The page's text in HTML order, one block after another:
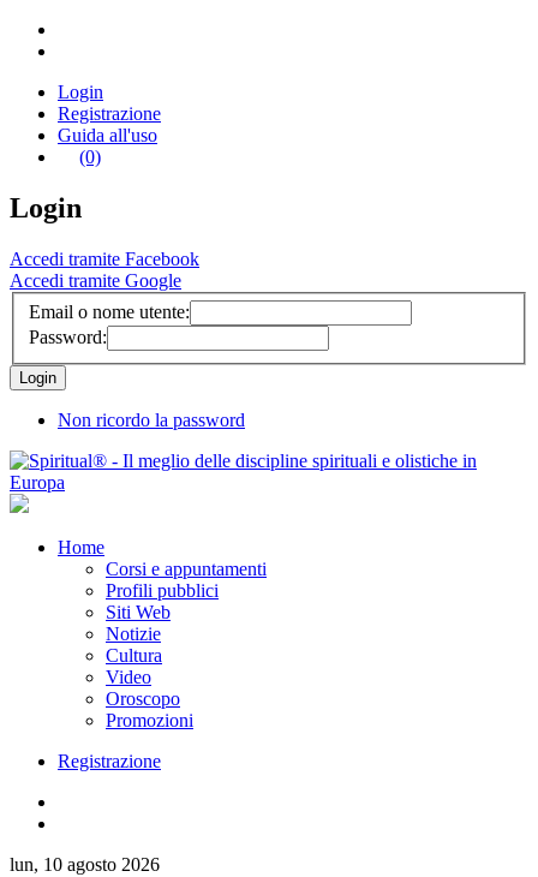
Login
Registrazione
Guida all'uso
(0)
Login
Accedi tramite Facebook
Accedi tramite Google
Email o nome utente:
Password:
Non ricordo la password
Home
Corsi e appuntamenti
Profili pubblici
Siti Web
Notizie
Cultura
Video
Oroscopo
Promozioni
Registrazione
lun, 10 agosto 2026